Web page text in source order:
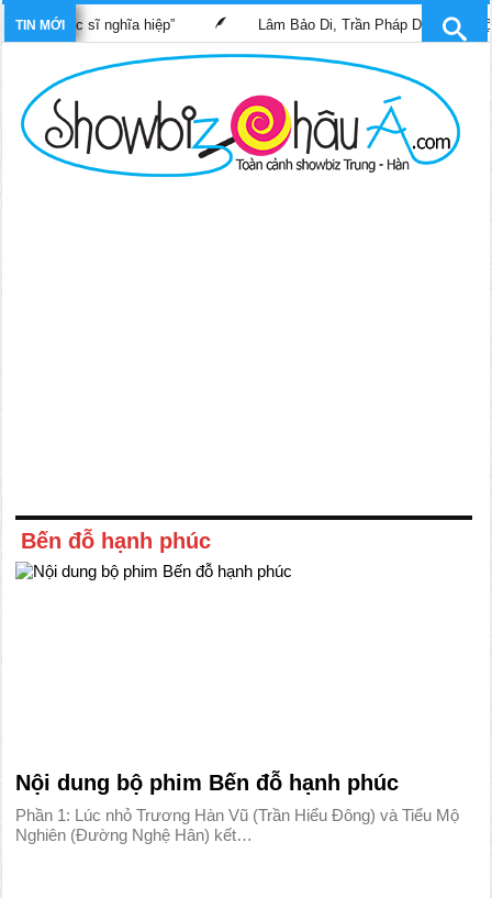
TIN MỚI
“Bác sĩ nghĩa hiệp” Lâm Bảo Di, Trần Pháp Dung tái ngộ
Bến đỗ hạnh phúc
Nội dung bộ phim Bến đỗ hạnh phúc
Phần 1: Lúc nhỏ Trương Hàn Vũ (Trần Hiểu Đông) và Tiểu Mộ
Nghiên (Đường Nghệ Hân) kết…